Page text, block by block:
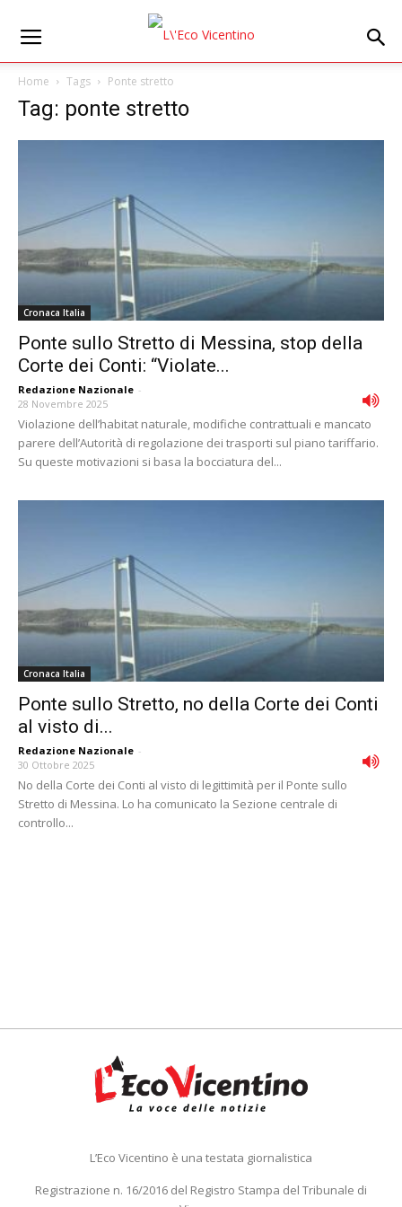
Home Tags Ponte stretto
Tag: ponte stretto
Cronaca Italia
Ponte sullo Stretto di Messina, stop della
Corte dei Conti: “Violate...
Redazione Nazionale -
28 Novembre 2025
Violazione dell’habitat naturale, modifiche contrattuali e mancato
parere dell’Autorità di regolazione dei trasporti sul piano tariffario.
Su queste motivazioni si basa la bocciatura del...
Cronaca Italia
Ponte sullo Stretto, no della Corte dei Conti
al visto di...
Redazione Nazionale -
30 Ottobre 2025
No della Corte dei Conti al visto di legittimità per il Ponte sullo
Stretto di Messina. Lo ha comunicato la Sezione centrale di
controllo...
L’Eco Vicentino è una testata giornalistica
Registrazione n. 16/2016 del Registro Stampa del Tribunale di